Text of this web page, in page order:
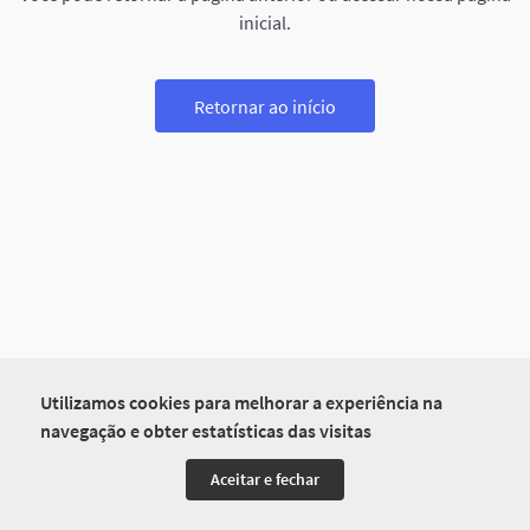
Utilizamos cookies para melhorar a experiência na
navegação e obter estatísticas das visitas
Aceitar e fechar
inicial.
Retornar ao início